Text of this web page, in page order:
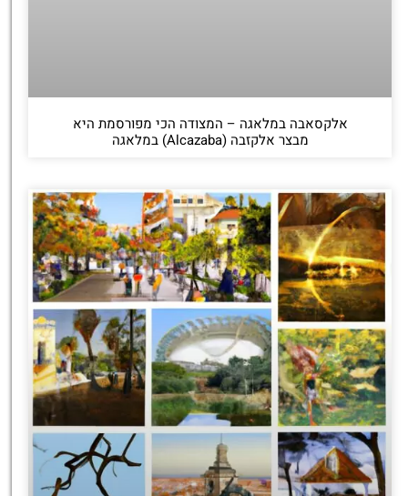
אלקסאבה במלאגה – המצודה הכי מפורסמת היא
מבצר אלקזבה (Alcazaba) במלאגה